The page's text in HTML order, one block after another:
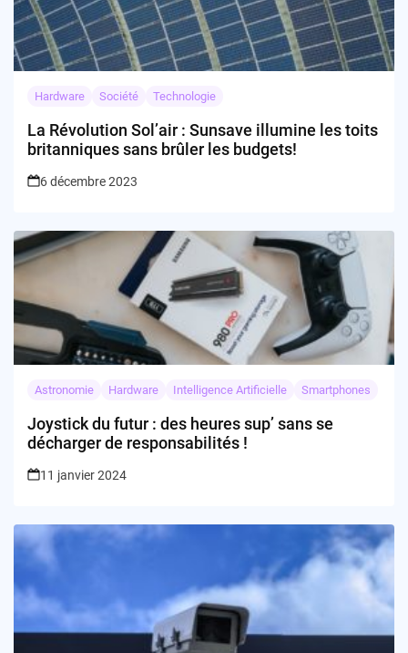
Hardware Société Technologie
La Révolution Sol’air : Sunsave illumine les toits
britanniques sans brûler les budgets!
6 décembre 2023
Astronomie Hardware Intelligence Artificielle Smartphones
Joystick du futur : des heures sup’ sans se
décharger de responsabilités !
11 janvier 2024